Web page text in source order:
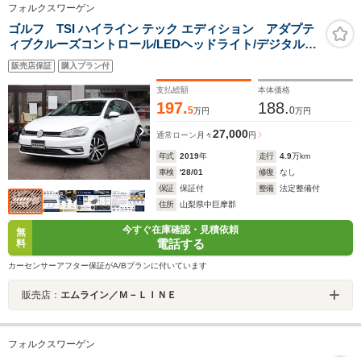
フォルクスワーゲン
ゴルフ TSI ハイライン テック エディション アダプテ
ィブクルーズコントロール/LEDヘッドライト/デジタルメ
ーター/ナビ/TV/Bluetooth/Apple
CarPuley/AndoroidAuto/ETC/特別仕様車専用17インチア
ルミホイール/ドライブレコーダー
販売店保証 購入プラン付
支払総額
197.5万円
本体価格
188.0万円
通常ローン 月々27,000円
年式 2019年 走行 4.9万km
車検
'28/01 修復
なし
保証
保証付 整備
法定整備付
住所
山梨県中巨摩郡
無
料
今すぐ在庫確認・見積依頼
電話する
カーセンサーアフター保証がA/Bプランに付いています
販売店： エムライン／Ｍ－ＬＩＮＥ
フォルクスワーゲン